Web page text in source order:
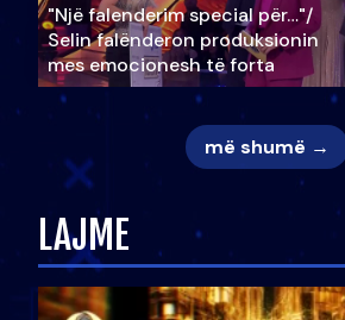
"Një falenderim special për…"/
Selin falënderon produksionin
mes emocionesh të forta
më shumë →
LAJME